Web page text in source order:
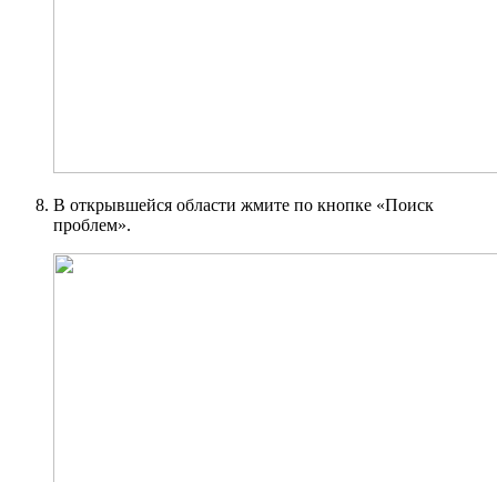
В открывшейся области жмите по кнопке «Поиск
проблем».